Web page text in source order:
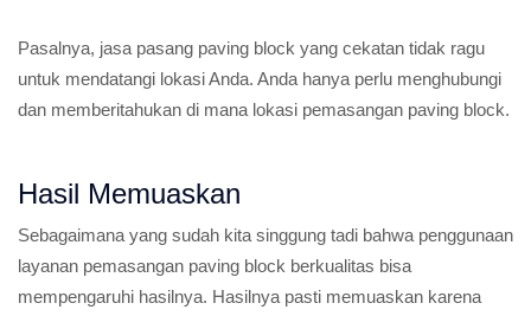
Pasalnya, jasa pasang paving block yang cekatan tidak ragu
untuk mendatangi lokasi Anda. Anda hanya perlu menghubungi
dan memberitahukan di mana lokasi pemasangan paving block.
Hasil Memuaskan
Sebagaimana yang sudah kita singgung tadi bahwa penggunaan
layanan pemasangan paving block berkualitas bisa
mempengaruhi hasilnya. Hasilnya pasti memuaskan karena